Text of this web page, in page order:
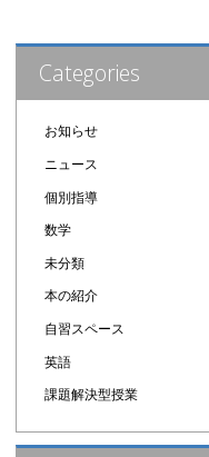
Categories
お知らせ
ニュース
個別指導
数学
未分類
本の紹介
自習スペース
英語
課題解決型授業